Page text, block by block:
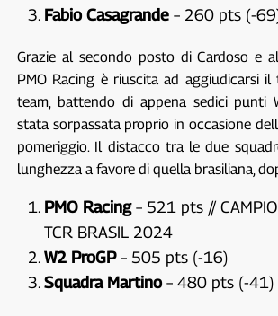
Fabio Casagrande– 260 pts (-
Grazie al secondo posto di Cardoso e
PMO Racing è riuscita ad aggiudicarsi
team, battendo di appena sedici punti
stata sorpassata proprio in occasione
pomeriggio. Il distacco tra le due
lunghezza a favore di quella brasiliana,
PMO Racing– 521 pts //
TCR BRASIL 2024
W2 ProGP– 505 pts (-16)
Squadra Martino– 480 pts (-41)